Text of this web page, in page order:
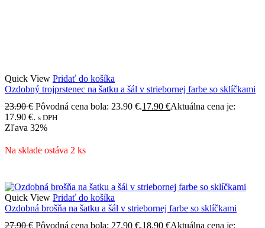
Quick View Pridať do košíka
Ozdobný trojprstenec na šatku a šál v striebornej farbe so sklíčkami
23.90€ Pôvodná cena bola: 23.90 €.17.90 €Aktuálna cena je:
17.90 €. s DPH
Zľava 32%
Na sklade ostáva 2 ks
Quick View Pridať do košíka
Ozdobná brošňa na šatku a šál v striebornej farbe so sklíčkami
27.90€ Pôvodná cena bola: 27.90 €.18.90 €Aktuálna cena je: